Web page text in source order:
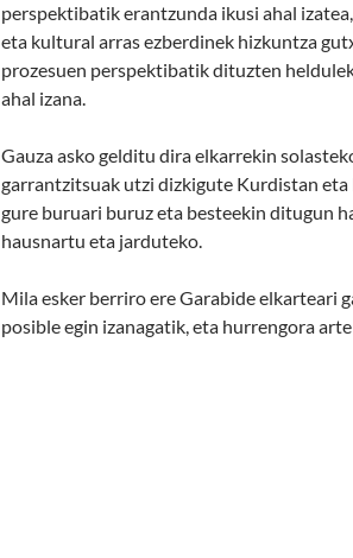
perspektibatik erantzunda ikusi ahal
eta kultural arras ezberdinek hizkuntza
prozesuen perspektibatik dituzten
ahal izana.
Gauza asko gelditu dira elkarrekin
garrantzitsuak utzi dizkigute Kurdistan
gure buruari buruz eta besteekin ditugun
hausnartu eta jarduteko.
Mila esker berriro ere Garabide elkarteari
posible egin izanagatik, eta hurrengora